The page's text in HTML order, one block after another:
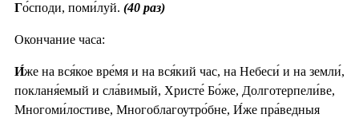
Го́споди, поми́луй. (40 раз)
Окончание часа:
И́же на вся́кое вре́мя и на вся́кий час, на Небеси́ и на земли́,
покланя́емый и сла́вимый, Христе́ Бо́же, Долготерпели́ве,
Многоми́лостиве, Многоблагоутро́бне, И́же пра́ведныя